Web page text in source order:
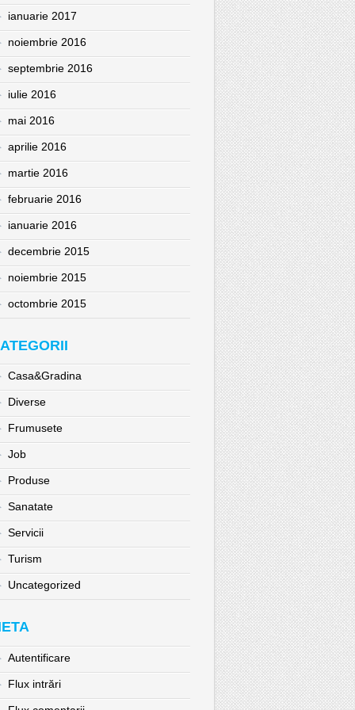
ianuarie 2017
noiembrie 2016
septembrie 2016
iulie 2016
mai 2016
aprilie 2016
martie 2016
februarie 2016
ianuarie 2016
decembrie 2015
noiembrie 2015
octombrie 2015
Casa&Gradina
Diverse
Frumusete
Job
Produse
Sanatate
Servicii
Turism
Uncategorized
Autentificare
Flux intrări